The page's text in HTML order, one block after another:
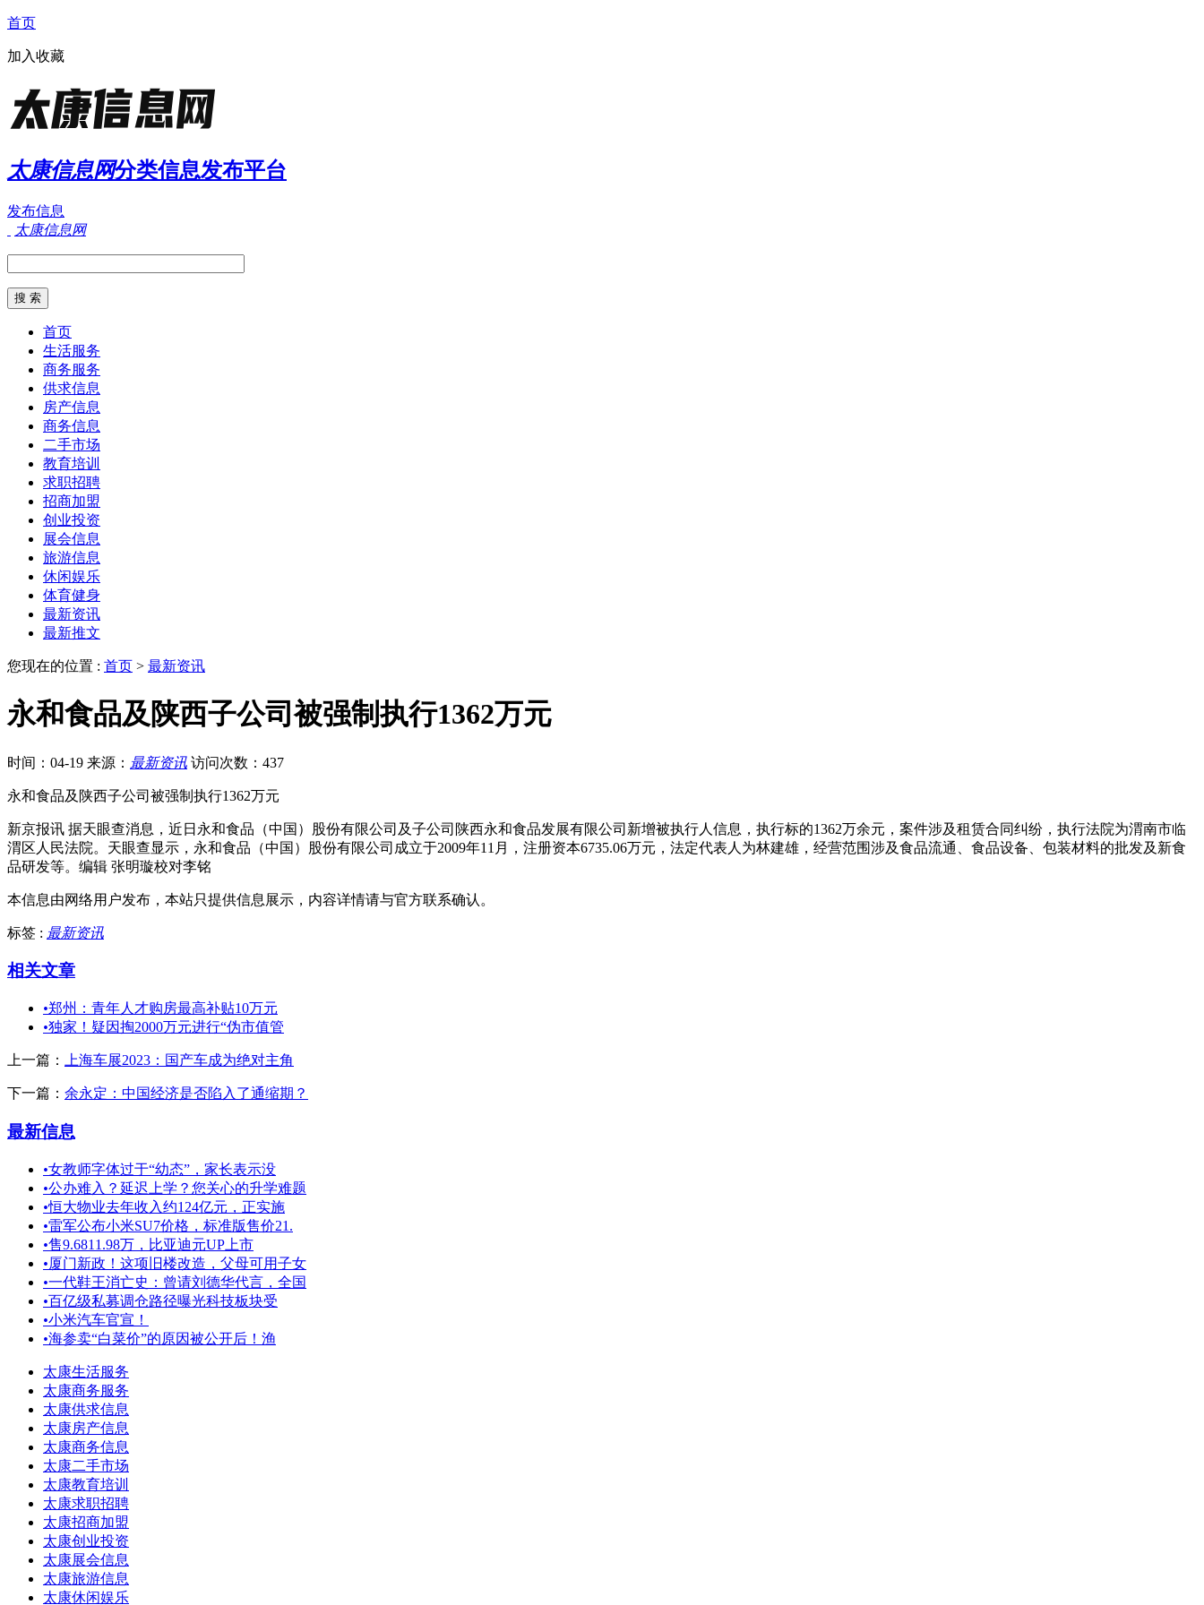
首页
加入收藏
太康信息网分类信息发布平台
发布信息
太康信息网
首页
生活服务
商务服务
供求信息
房产信息
商务信息
二手市场
教育培训
求职招聘
招商加盟
创业投资
展会信息
旅游信息
休闲娱乐
体育健身
最新资讯
最新推文
您现在的位置 : 首页 > 最新资讯
永和食品及陕西子公司被强制执行1362万元
时间：04-19 来源： 最新资讯 访问次数：437
永和食品及陕西子公司被强制执行1362万元
新京报讯 据天眼查消息，近日永和食品（中国）股份有限公司及子公司陕西永和食品发展有限公司新增被执行人信息，执行标的1362万余元，案件涉及租赁合同纠纷，执行法院为渭南市临
渭区人民法院。天眼查显示，永和食品（中国）股份有限公司成立于2009年11月，注册资本6735.06万元，法定代表人为林建雄，经营范围涉及食品流通、食品设备、包装材料的批发及新食
品研发等。编辑 张明璇校对李铭
本信息由网络用户发布， 本站只提供信息展示，内容详情请与官方联系确认。
标签 : 最新资讯
相关文章
•郑州：青年人才购房最高补贴10万元
•独家！疑因掏2000万元进行“伪市值管
上一篇： 上海车展2023：国产车成为绝对主角
下一篇： 余永定：中国经济是否陷入了通缩期？
最新信息
•女教师字体过于“幼态”，家长表示没
•公办难入？延迟上学？您关心的升学难题
•恒大物业去年收入约124亿元，正实施
•雷军公布小米SU7价格，标准版售价21.
•售9.6811.98万，比亚迪元UP上市
•厦门新政！这项旧楼改造，父母可用子女
•一代鞋王消亡史：曾请刘德华代言，全国
•百亿级私募调仓路径曝光科技板块受
•小米汽车官宣！
•海参卖“白菜价”的原因被公开后！渔
太康生活服务
太康商务服务
太康供求信息
太康房产信息
太康商务信息
太康二手市场
太康教育培训
太康求职招聘
太康招商加盟
太康创业投资
太康展会信息
太康旅游信息
太康休闲娱乐